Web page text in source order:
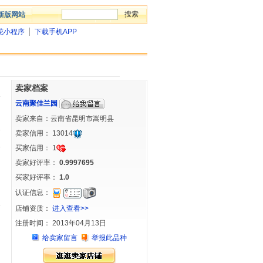
版网站
小程序 下载手机APP
卖家档案
云南聚佳兰园
卖家来自：云南省昆明市嵩明县
卖家信用： 13014
买家信用： 1
卖家好评率： 0.9997695
买家好评率： 1.0
认证信息：
店铺资质： 进入查看>>
注册时间： 2013年04月13日
给卖家留言
举报此品种